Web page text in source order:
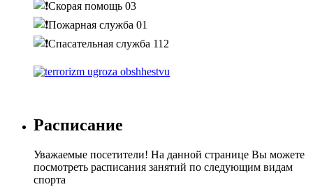
Скорая помощь 03
Пожарная служба 01
Спасательная служба 112
Расписание
Уважаемые посетители! На данной странице Вы можете
посмотреть расписания занятий по следующим видам
спорта